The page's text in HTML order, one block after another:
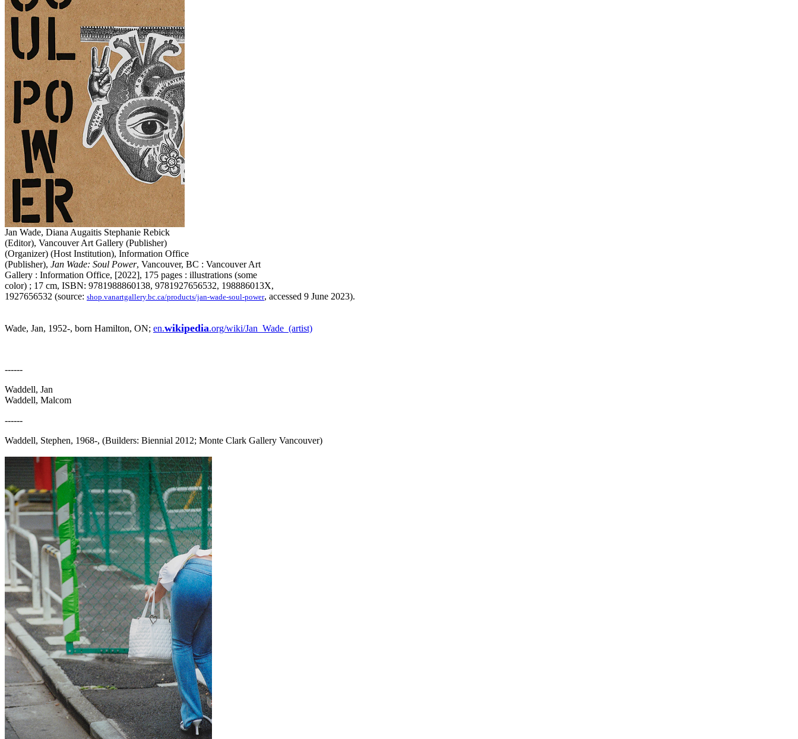
Jan Wade, Diana Augaitis Stephanie Rebick
(Editor), Vancouver Art Gallery (Publisher)
(Organizer) (Host Institution), Information Office
(Publisher), Jan Wade: Soul Power, Vancouver, BC : Vancouver Art
Gallery : Information Office, [2022], 175 pages : illustrations (some
color) ; 17 cm, ISBN: 9781988860138, 9781927656532, 198886013X,
1927656532 (source: shop.vanartgallery.bc.ca/products/jan-wade-soul-power, accessed 9 June 2023).
Wade, Jan, 1952-, born Hamilton, ON; en.wikipedia.org/wiki/Jan_Wade_(artist)
------
Waddell, Jan
Waddell, Malcom
------
Waddell, Stephen, 1968-, (Builders: Biennial 2012; Monte Clark Gallery Vancouver)